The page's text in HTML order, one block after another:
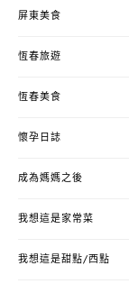
屏東美食
恆春旅遊
恆春美食
懷孕日誌
成為媽媽之後
我想這是家常菜
我想這是甜點/西點